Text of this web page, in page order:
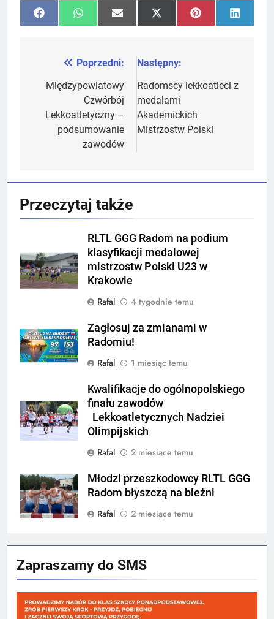
Share
on
FacebookShare
on
WhatsAppShare
on
Email
Share
on
X
(Twitter)
Share
on
PinterestShare
on
Nawigacja
wpisu
Poprzedni:
Międzypowiatowy
Czwórbój
Lekkoatletyczny –
podsumowanie
zawodów
Następny:
Radomscy lekkoatleci z
medalami
Akademickich
Mistrzostw Polski
Przeczytaj także
RLTL GGG Radom na podium
klasyfikacji medalowej
mistrzostw Polski U23 w
Krakowie
Rafal
4 tygodnie temu
Zagłosuj za zmianami w
Radomiu!
Rafal
1 miesiąc temu
Kwalifikacje do ogólnopolskiego
finału zawodów
Lekkoatletycznych Nadziei
Olimpijskich
Rafal
2 miesiące temu
Młodzi przeszkodowcy RLTL GGG
Radom błyszczą na bieżni
Rafal
2 miesiące temu
Zapraszamy do SMS